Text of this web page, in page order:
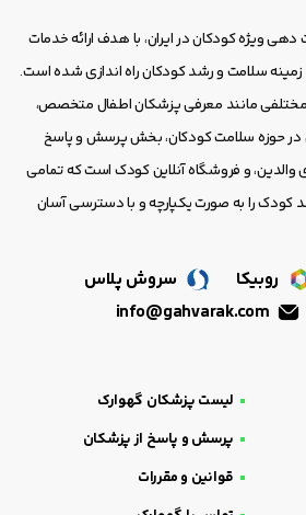
ویژه کودکان در ایران، با هدف ارائه خدمات
سلامت و رشد کودکان راه اندازی شده است.
مانند معرفی پزشکان اطفال متخصص،
در حوزه سلامت کودکان، بخش پرسش و پاسخ
والدین، و فروشگاه آنلاین کودک است که تمامی
کودک را به صورت یکپارچه و با دسترسی آسان
روبیکا
سروش پلاس
لیست پزشکان گهوارک
پرسش و پاسخ از پزشکان
قوانین و مقررات